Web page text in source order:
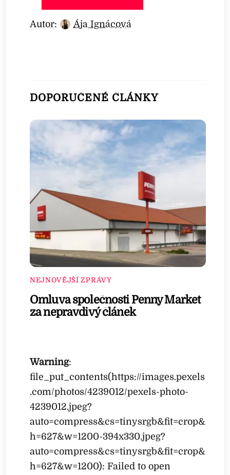
Autor: Ája Ignácová
DOPORUČENÉ ČLÁNKY
NEJNOVĚJŠÍ ZPRÁVY
Omluva společnosti Penny Market
za nepravdivý článek
Warning:
file_put_contents(https://images.pexels
.com/photos/4239012/pexels-photo-
4239012.jpeg?
auto=compress&cs=tinysrgb&fit=crop&
h=627&w=1200-394x330.jpeg?
auto=compress&cs=tinysrgb&fit=crop&
h=627&w=1200): Failed to open